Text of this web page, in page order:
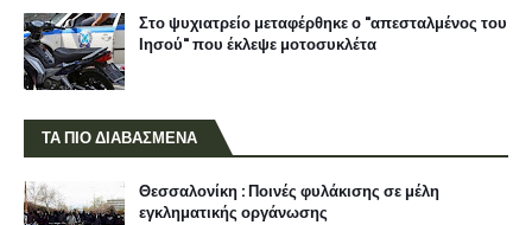
Στο ψυχιατρείο μεταφέρθηκε ο "απεσταλμένος του
Ιησού" που έκλεψε μοτοσυκλέτα
ΤΑ ΠΙΟ ΔΙΑΒΑΣΜΕΝΑ
Θεσσαλονίκη : Ποινές φυλάκισης σε μέλη
εγκληματικής οργάνωσης